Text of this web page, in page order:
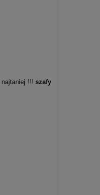
najtaniej !!! szafy